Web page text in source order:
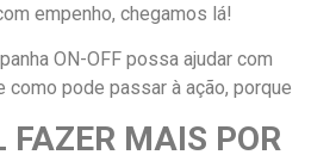
empenho, chegamos lá!
ON-OFF possa ajudar com
pode passar à ação, porque
FAZER MAIS POR